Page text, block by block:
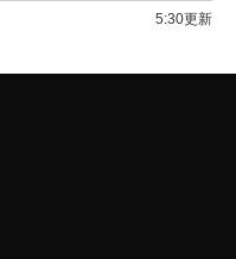
5:30更新